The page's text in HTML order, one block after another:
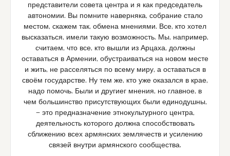
представители совета центра и я как председатель
автономии. Вы помните наверняка, собрание стало
местом, скажем так, обмена мнениями. Все, кто хотел
высказаться, имели такую возможность. Мы, например,
считаем, что все, кто вышли из Арцаха, должны
оставаться в Армении, обустраиваться на новом месте
и жить, не расселяться по всему миру, а оставаться в
своём государстве. Ну тем же, кто уже оказался в крае,
надо помочь. Были и другиег мнения, но главное, в
чем большинство присутствующих были единодушны,
— это предназначение этнокультурного центра,
деятельность которого должна способствовать
сближению всех армянских землячеств и усилению
связей внутри армянского сообщества.